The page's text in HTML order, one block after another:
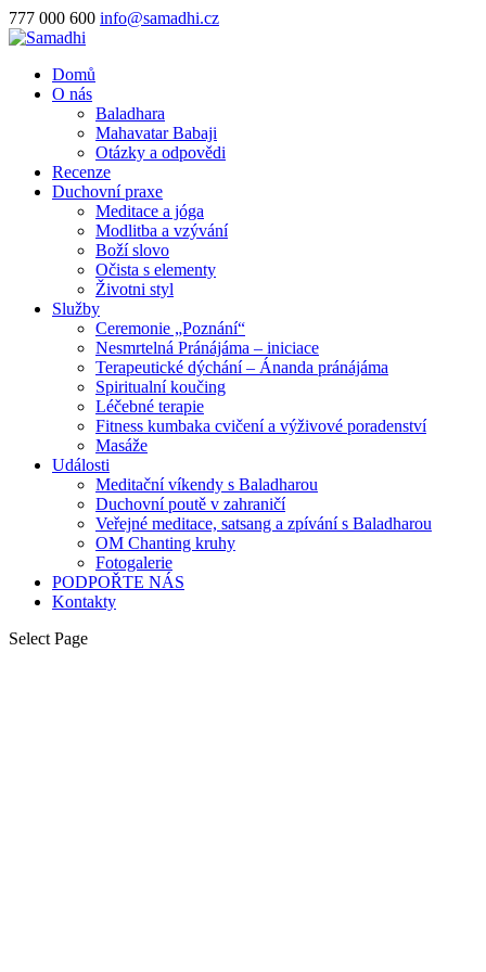
777 000 600 info@samadhi.cz
Domů
O nás
Baladhara
Mahavatar Babaji
Otázky a odpovědi
Recenze
Duchovní praxe
Meditace a jóga
Modlitba a vzývání
Boží slovo
Očista s elementy
Životni styl
Služby
Ceremonie „Poznání“
Nesmrtelná Pránájáma – iniciace
Terapeutické dýchání – Ánanda pránájáma
Spiritualní koučing
Léčebné terapie
Fitness kumbaka cvičení a výživové poradenství
Masáže
Události
Meditační víkendy s Baladharou
Duchovní poutě v zahraničí
Veřejné meditace, satsang a zpívání s Baladharou
OM Chanting kruhy
Fotogalerie
PODPOŘTE NÁS
Kontakty
Select Page